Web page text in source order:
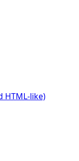
HTML-like)